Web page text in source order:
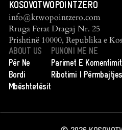
KOSOVOTWOPOINTZERO
info@ktwopointzero.com
Rruga Ferat Dragaj Nr. 25
Prishtinë 10000, Republika e
ABOUT US
Për Ne
Bordi
Mbështetësit
PUNONI ME NE
Parimet E
Ribotimi I